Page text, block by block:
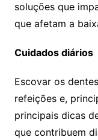
soluções que
que afetam a
Cuidados diários
Escovar os
refeições e,
principais dicas
que contribuem